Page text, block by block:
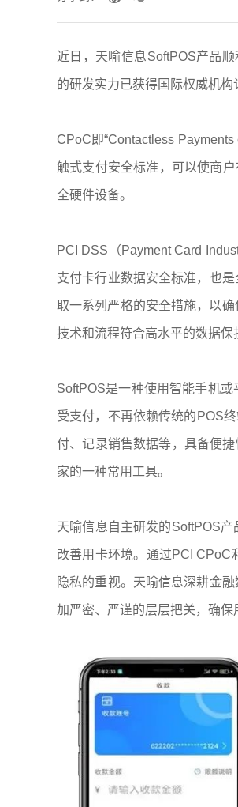
近日，天喻信息SoftPOS产品
的研发实力已获得国际权威机构
CPoC即“Contactless
触式支付安全标准，可以使商
全硬件设备。
PCI DSS（Payment Card
支付卡行业数据安全标准，也
取一系列严格的安全措施，以
技术和流程符合高水平的数据保
SoftPOS是一种使用智能手机
受支付，不再依赖传统的POS
付、记录销售数据等，具备便
家的一种常用工具。
天喻信息自主研发的SoftPOS
改善用卡环境。通过PCI CPoC
隐私的重视。天喻信息深耕金
加严密、严谨的层层把关，确保